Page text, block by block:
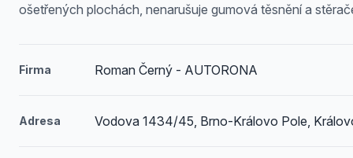
ošetřených plochách, nenarušuje gumová těsnění a
Firma Roman Černý - AUTORONA
Adresa Vodova 1434/45, Brno-Královo Pole,